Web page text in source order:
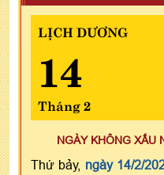
LỊCH DƯƠNG
14
Tháng 2
NGÀY KHÔNG XẤU
Thứ bảy, ngày 14/2/